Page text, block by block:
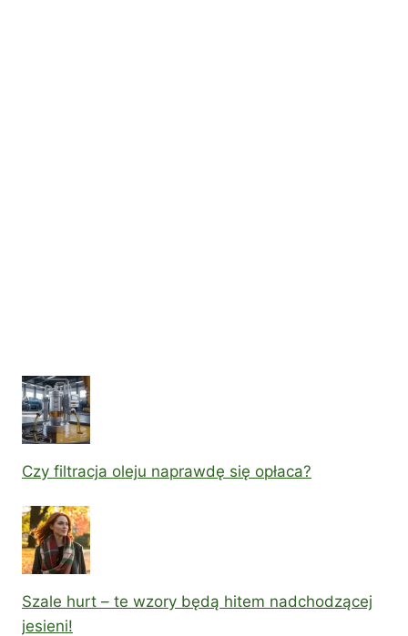
Czy filtracja oleju naprawdę się opłaca?
Szale hurt – te wzory będą hitem nadchodzącej
jesieni!